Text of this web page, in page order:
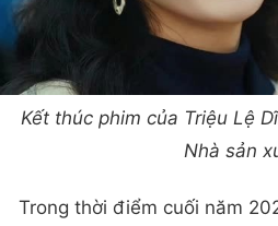
Kết thúc phim của Triệu Lệ
Nhà sản
Trong thời điểm cuối năm